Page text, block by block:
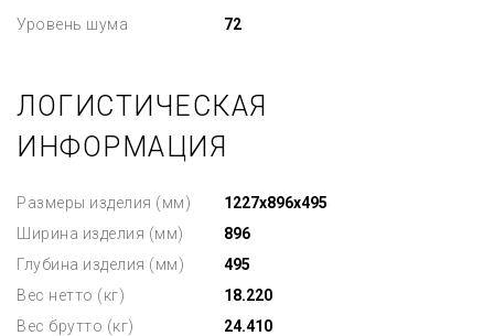
Уровень шума 72
ЛОГИСТИЧЕСКАЯ
ИНФОРМАЦИЯ
Размеры изделия (мм)
1227x896x495
Ширина изделия (мм)
896
Глубина изделия (мм)
495
Вес нетто (кг)
18.220
Вес брутто (кг)
24.410